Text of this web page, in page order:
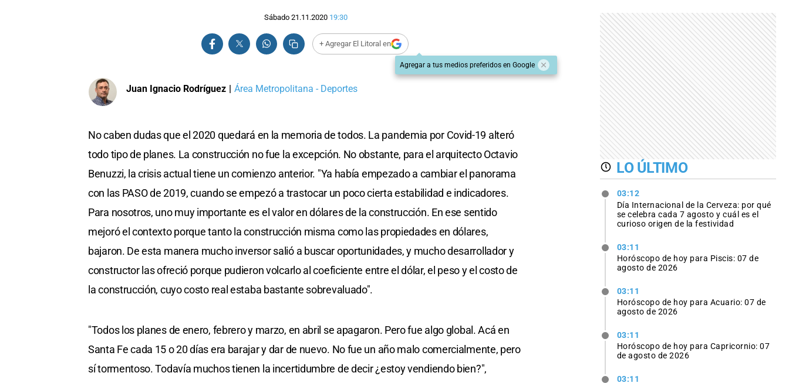
Sábado 21.11.2020 19:30
+ Agregar El Litoral en
Agregar a tus medios preferidos en Google
Juan Ignacio Rodríguez | Área Metropolitana - Deportes
No caben dudas que el 2020 quedará en la memoria de todos. La pandemia por Covid-19 alteró
todo tipo de planes. La construcción no fue la excepción. No obstante, para el arquitecto Octavio
Benuzzi, la crisis actual tiene un comienzo anterior. "Ya había empezado a cambiar el panorama
con las PASO de 2019, cuando se empezó a trastocar un poco cierta estabilidad e indicadores.
Para nosotros, uno muy importante es el valor en dólares de la construcción. En ese sentido
mejoró el contexto porque tanto la construcción misma como las propiedades en dólares,
bajaron. De esta manera mucho inversor salió a buscar oportunidades, y mucho desarrollador y
constructor las ofreció porque pudieron volcarlo al coeficiente entre el dólar, el peso y el costo de
la construcción, cuyo costo real estaba bastante sobrevaluado".
"Todos los planes de enero, febrero y marzo, en abril se apagaron. Pero fue algo global. Acá en
Santa Fe cada 15 o 20 días era barajar y dar de nuevo. No fue un año malo comercialmente, pero
sí tormentoso. Todavía muchos tienen la incertidumbre de decir ¿estoy vendiendo bien?",
LO ÚLTIMO
03:12
Día Internacional de la Cerveza: por qué
se celebra cada 7 agosto y cuál es el
curioso origen de la festividad
03:11
Horóscopo de hoy para Piscis: 07 de
agosto de 2026
03:11
Horóscopo de hoy para Acuario: 07 de
agosto de 2026
03:11
Horóscopo de hoy para Capricornio: 07
de agosto de 2026
03:11